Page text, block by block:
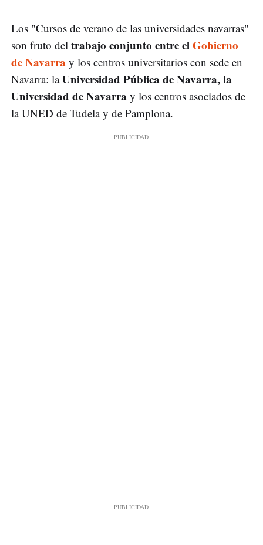
Los "Cursos de verano de las universidades navarras"
son fruto del trabajo conjunto entre elGobierno
de Navarra y los centros universitarios con sede en
Navarra: laUniversidad Pública de Navarra, la
Universidad de Navarra y los centros asociados de
la UNED de Tudela y de Pamplona.